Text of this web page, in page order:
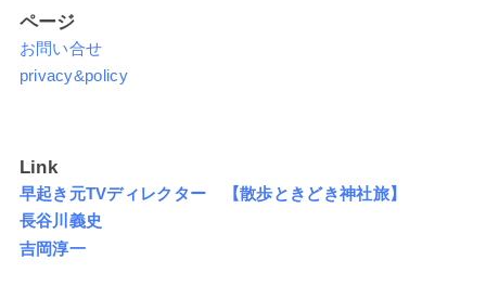
ページ
お問い合せ
privacy&policy
Link
早起き元TVディレクター 【散歩ときどき神社旅】
長谷川義史
吉岡淳一